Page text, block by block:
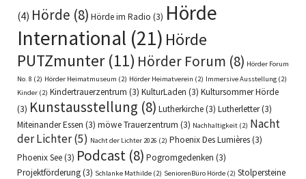
(4) Hörde (8) Hörde im Radio (3) Hörde
International (21) Hörde
PUTZmunter(11) Hörder Forum (8) Hörder Forum
No. 8 (2) Hörder Heimatmuseum (2) Hörder Heimatverein (2) Immersive Ausstellung (2)
Kinder (2) Kindertrauerzentrum (3) KulturLaden (3) Kultursommer Hörde
(3) Kunstausstellung (8) Lutherkirche(3) Lutherletter(3)
Miteinander Essen (3) möwe Trauerzentrum (3) Nachhaltigkeit (2) Nacht
der Lichter(5) Nacht der Lichter 2026 (2) Phoenix Des Lumières(3)
Phoenix See(3) Podcast (8) Pogromgedenken (3)
Projektförderung(3) Schlanke Mathilde (2) SeniorenBüro Hörde (2) Stolpersteine